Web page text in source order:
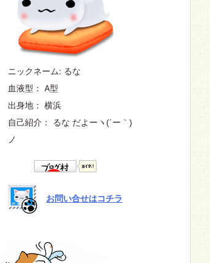
ニックネーム: るな
血液型： A型
出身地： 横浜
自己紹介： るな だよー ヽ(´ー｀)
ノ
お問い合せはコチラ